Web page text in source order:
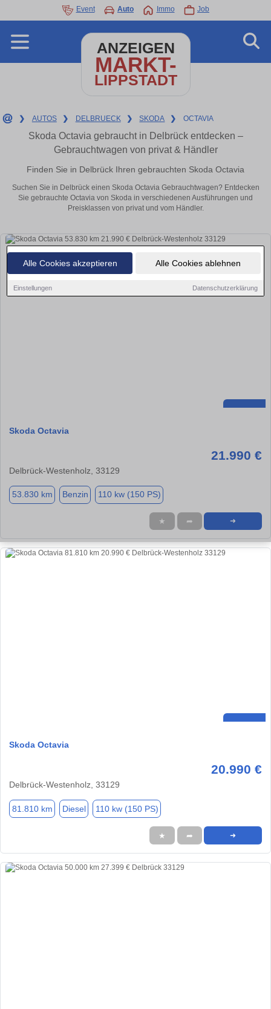
Alle Cookies akzeptieren Alle Cookies ablehnen
Einstellungen Datenschutzerklärung
Event Auto Immo Job
ANZEIGEN
MARKT-
LIPPSTADT
❯ AUTOS ❯ DELBRUECK ❯ SKODA ❯ OCTAVIA
Skoda Octavia gebraucht in Delbrück entdecken –
Gebrauchtwagen von privat & Händler
Finden Sie in Delbrück Ihren gebrauchten Skoda Octavia
Suchen Sie in Delbrück einen Skoda Octavia Gebrauchtwagen? Entdecken
Sie gebrauchte Octavia von Skoda in verschiedenen Ausführungen und
Preisklassen von privat und vom Händler.
Skoda Octavia
21.990 €
Delbrück-Westenholz, 33129
53.830 km Benzin 110 kw (150 PS)
★ ➦ ➜
Skoda Octavia
20.990 €
Delbrück-Westenholz, 33129
81.810 km Diesel 110 kw (150 PS)
★ ➦ ➜